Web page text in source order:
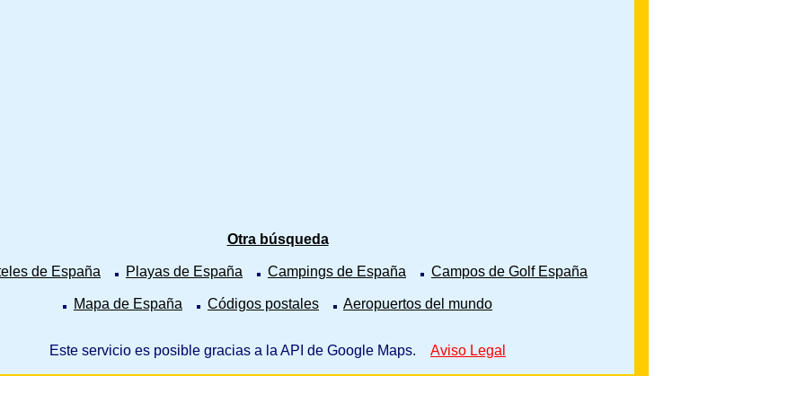
Otra búsqueda
de España Playas de España Campings de España Campos de Golf España
Mapa de España Códigos postales Aeropuertos del mundo
Este servicio es posible gracias a la API de Google Maps. Aviso Legal